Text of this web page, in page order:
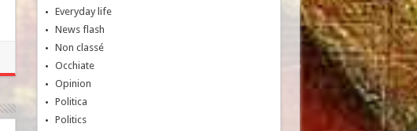
Everyday life
News flash
Non classé
Occhiate
Opinion
Politica
Politics